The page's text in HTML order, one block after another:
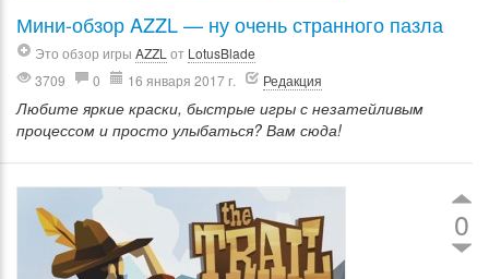
Мини-обзор AZZL — ну очень странного пазла
Это обзор игры AZZL от LotusBlade
3709
0 16 января 2017 г. Редакция
Любите яркие краски, быстрые игры с незатейливым
процессом и просто улыбаться? Вам сюда!
0